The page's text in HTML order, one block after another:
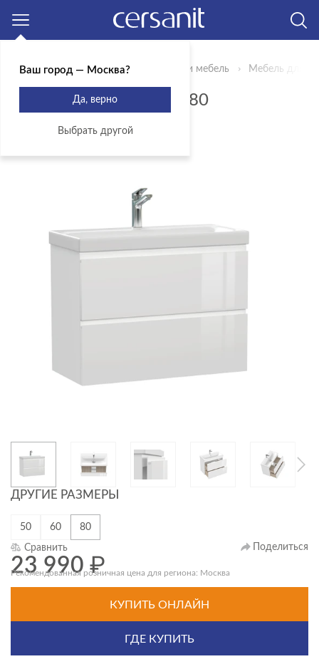
Главная Продукты Сантехника и мебель Мебель для
ТУМБА MODUO SLIM 80
Артикул: SZ-MOD-MO80Sl/Wh
ДРУГИЕ РАЗМЕРЫ
50 60 80
Сравнить Поделиться
23 990₽
Рекомендованная розничная цена для региона: Москва
КУПИТЬ ОНЛАЙН
ГДЕ КУПИТЬ
Ваш город — Москва?
Да, верно
Выбрать другой